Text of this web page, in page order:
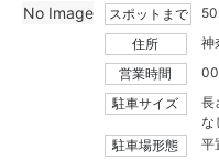
スポットまで
住所
神
営業時間
駐車サイズ
長
な
駐車場形態
平
No Image